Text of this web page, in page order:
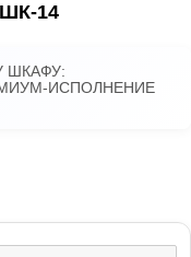
14
ШКАФУ:
ИСПОЛНЕНИЕ